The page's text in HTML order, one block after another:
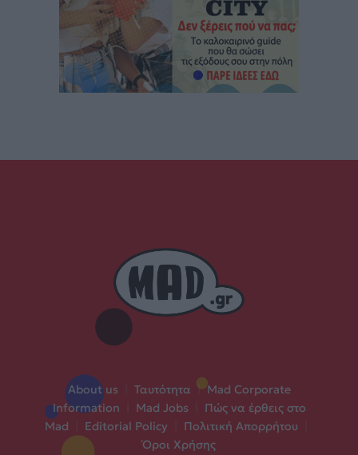
About us Ταυτότητα | Mad Corporate
Information
Mad Jobs
Πώς να έρθεις στο
Mad
Editorial Policy Πολιτική Απορρήτου
Όροι Χρήσης